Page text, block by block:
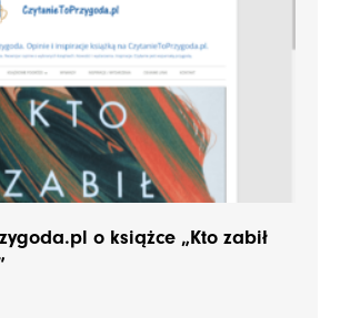
o książce „Kto zabił